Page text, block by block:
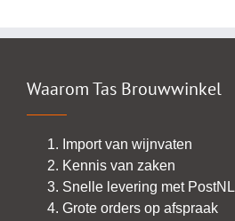
Waarom Tas Brouwwinkel
Import van wijnvaten
Kennis van zaken
Snelle levering met PostNL
Grote orders op afspraak